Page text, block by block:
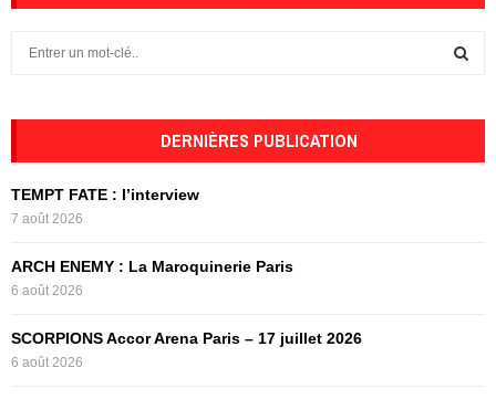
o
r
DERNIÈRES PUBLICATION
TEMPT FATE : l’interview
7 août 2026
ARCH ENEMY : La Maroquinerie Paris
6 août 2026
SCORPIONS Accor Arena Paris – 17 juillet 2026
6 août 2026